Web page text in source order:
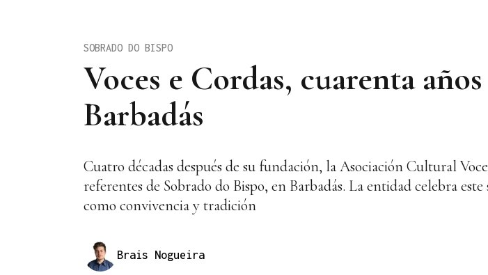
Voces e Cordas, cuarenta
Barbadás
SOBRADO DO BISPO
Cuatro décadas después de su fundación, la Asociación Cultural
referentes de Sobrado do Bispo, en Barbadás. La entidad celebra
como convivencia y tradición
Brais Nogueira